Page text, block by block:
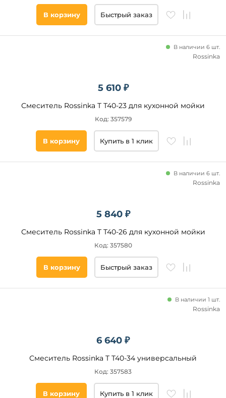
В корзину Быстрый заказ
5 610 ₽
Смеситель Rossinka T T40-23 для кухонной мойки
В наличии 6 шт.
Код: 357579
Rossinka
В корзину Купить в 1 клик
5 840 ₽
Смеситель Rossinka T T40-26 для кухонной мойки
В наличии 6 шт.
Код: 357580
Rossinka
В корзину Быстрый заказ
6 640 ₽
Смеситель Rossinka T T40-34 универсальный
В наличии 1 шт.
Код: 357583
Rossinka
В корзину Купить в 1 клик